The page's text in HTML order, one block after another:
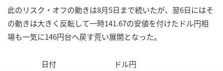
此のリスク・オフの動きは8月5日まで続いたが、翌6日にはそ
の動きは大きく反転して一時141.67の安値を付けたドル円相
場も一気に146円台へ戻す荒い展開となった。
日付 ドル円